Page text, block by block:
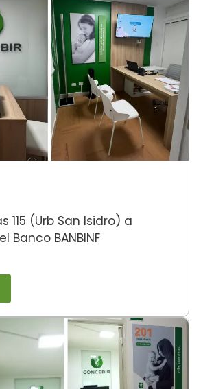
115 (Urb San Isidro) a
Banco BANBINF